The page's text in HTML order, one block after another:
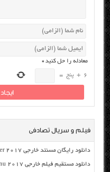
معادله را حل کنید*
6
+ پنج =
فیلم و سریال تصادفی
دانلود رایگان مسنتد خارجی Britney Ever After 2017 با لینک مستقیم
دانلود مستقیم فیلم خارجی OK Jaanu 2017 از سرور سایت